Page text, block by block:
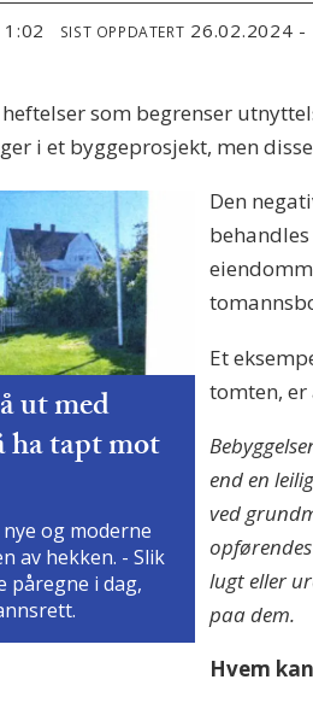
SIST OPPDATERT 26.02.2024
som begrenser
i et byggeprosjekt, men
ut med
ha tapt mot
og moderne
av hekken. - Slik
påregne i dag,
Den
Et
tomten, er
end en
ved
lugt eller
paa dem.
Hvem